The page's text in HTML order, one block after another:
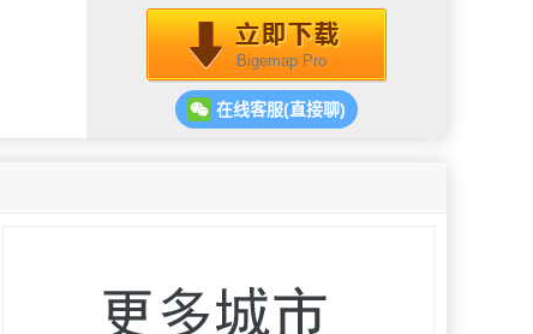
Bigemap Pro
在线客服(直接聊)